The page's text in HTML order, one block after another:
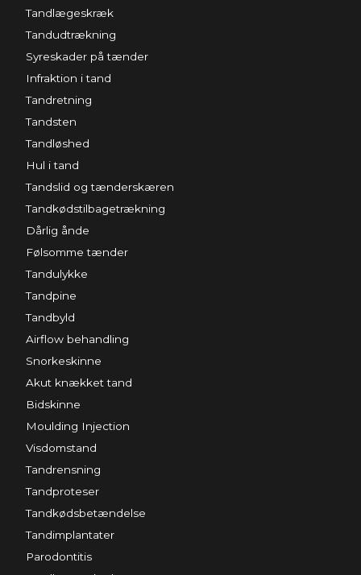
Tandlægeskræk
Tandudtrækning
Syreskader på tænder
Infraktion i tand
Tandretning
Tandsten
Tandløshed
Hul i tand
Tandslid og tænderskæren
Tandkødstilbagetrækning
Dårlig ånde
Følsomme tænder
Tandulykke
Tandpine
Tandbyld
Airflow behandling
Snorkeskinne
Akut knækket tand
Bidskinne
Moulding Injection
Visdomstand
Tandrensning
Tandproteser
Tandkødsbetændelse
Tandimplantater
Parodontitis